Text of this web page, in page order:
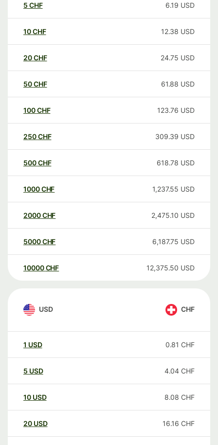
5 CHF 6.19 USD
10CHF 12.38 USD
20CHF 24.75 USD
50CHF 61.88 USD
100CHF 123.76 USD
250CHF 309.39 USD
500CHF 618.78 USD
1000CHF 1,237.55 USD
2000CHF 2,475.10 USD
5000CHF 6,187.75 USD
10000 CHF 12,375.50 USD
USD CHF
1 USD 0.81 CHF
5 USD 4.04 CHF
10 USD 8.08 CHF
20 USD 16.16 CHF